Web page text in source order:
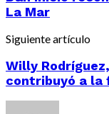
La Mar
Siguiente artículo
Willy
contribuyó a la